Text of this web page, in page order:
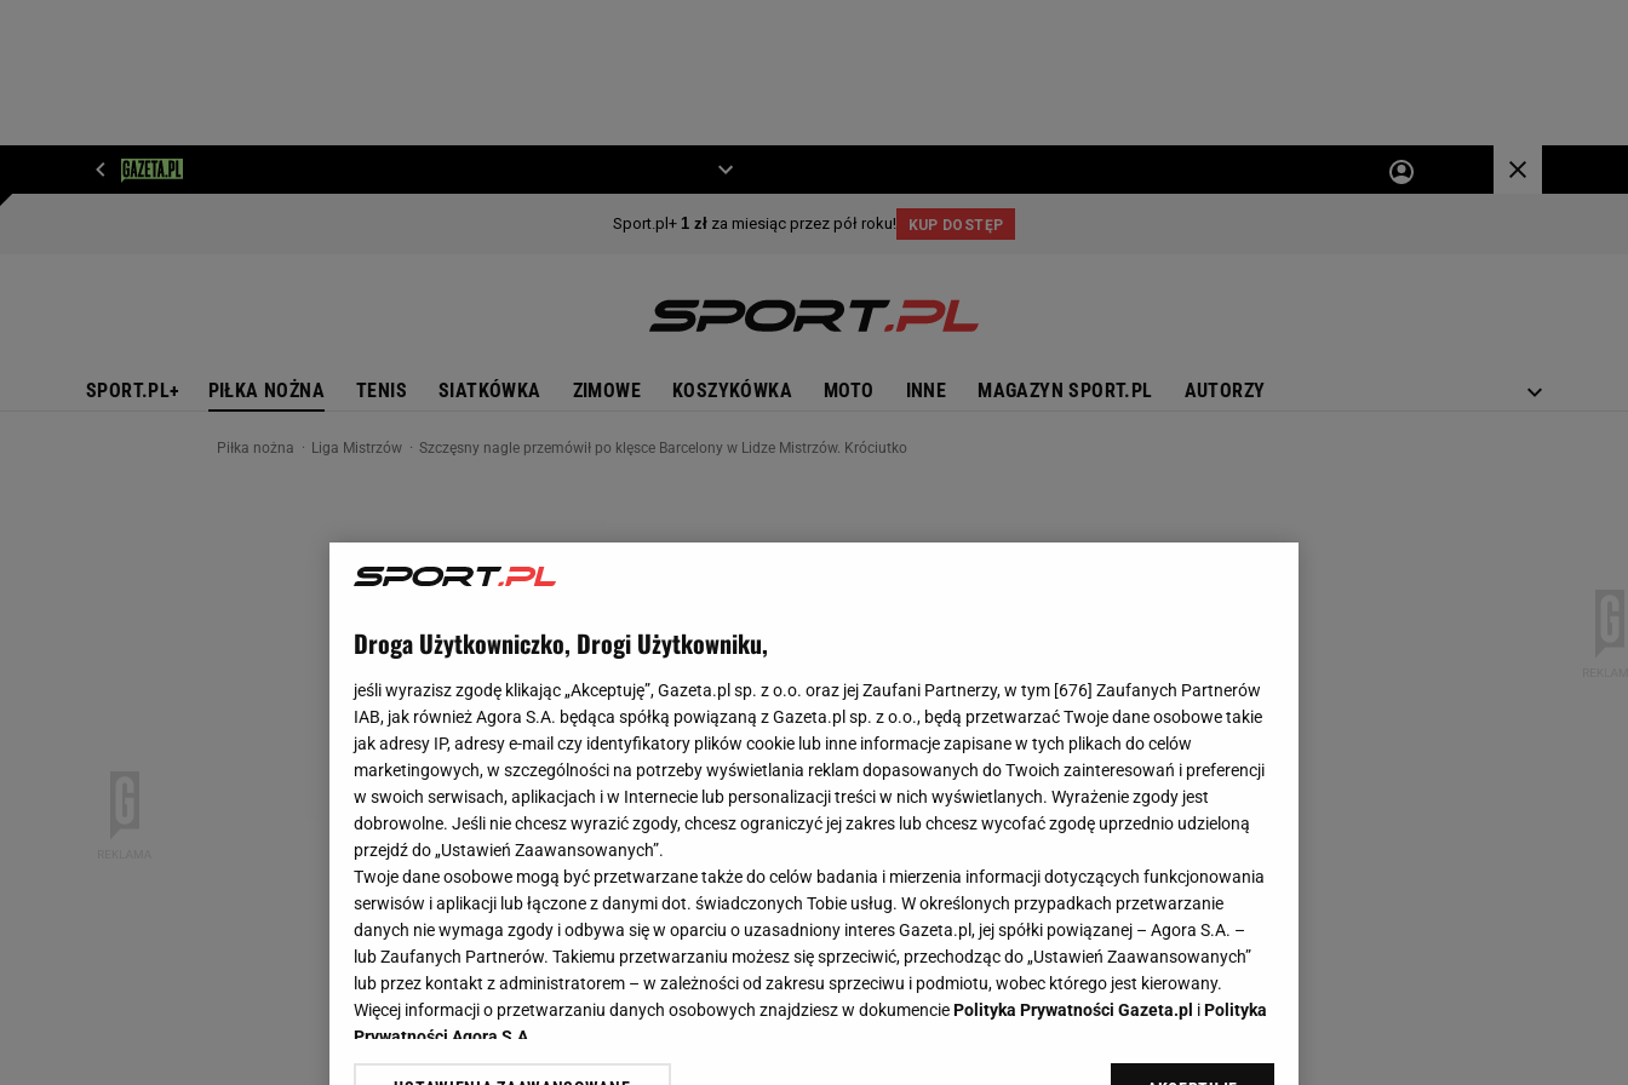
SPORT.PL+ PIŁKA NOŻNA TENIS SIATKÓWKA ZIMOWE KOSZYKÓWKA MOTO INNE MAGAZYN SPORT.PL AUTORZY
Piłka nożna Liga Mistrzów Szczęsny nagle przemówił po klęsce Barcelony w Lidze Mistrzów. Króciutko
Droga Użytkowniczko, Drogi Użytkowniku,
jeśli wyrazisz zgodę klikając „Akceptuję”, Gazeta.pl sp. z o.o. oraz jej Zaufani Partnerzy, w tym [676] Zaufanych Partnerów
IAB, jak również Agora S.A. będąca spółką powiązaną z Gazeta.pl sp. z o.o., będą przetwarzać Twoje dane osobowe takie
jak adresy IP, adresy e-mail czy identyfikatory plików cookie lub inne informacje zapisane w tych plikach do celów
marketingowych, w szczególności na potrzeby wyświetlania reklam dopasowanych do Twoich zainteresowań i preferencji
w swoich serwisach, aplikacjach i w Internecie lub personalizacji treści w nich wyświetlanych. Wyrażenie zgody jest
dobrowolne. Jeśli nie chcesz wyrazić zgody, chcesz ograniczyć jej zakres lub chcesz wycofać zgodę uprzednio udzieloną
przejdź do „Ustawień Zaawansowanych”.
Twoje dane osobowe mogą być przetwarzane także do celów badania i mierzenia informacji dotyczących funkcjonowania
serwisów i aplikacji lub łączone z danymi dot. świadczonych Tobie usług. W określonych przypadkach przetwarzanie
danych nie wymaga zgody i odbywa się w oparciu o uzasadniony interes Gazeta.pl, jej spółki powiązanej – Agora S.A. –
lub Zaufanych Partnerów. Takiemu przetwarzaniu możesz się sprzeciwić, przechodząc do „Ustawień Zaawansowanych”
lub przez kontakt z administratorem – w zależności od zakresu sprzeciwu i podmiotu, wobec którego jest kierowany.
Więcej informacji o przetwarzaniu danych osobowych znajdziesz w dokumenciePolityka Prywatności Gazeta.pl iPolityka
Prywatności Agora S.A.